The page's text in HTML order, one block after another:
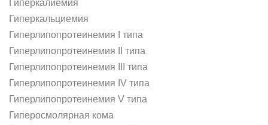
Гиперкалиемия
Гиперкальциемия
Гиперлипопротеинемия I типа
Гиперлипопротеинемия II типа
Гиперлипопротеинемия III типа
Гиперлипопротеинемия IV типа
Гиперлипопротеинемия V типа
Гиперосмолярная кома